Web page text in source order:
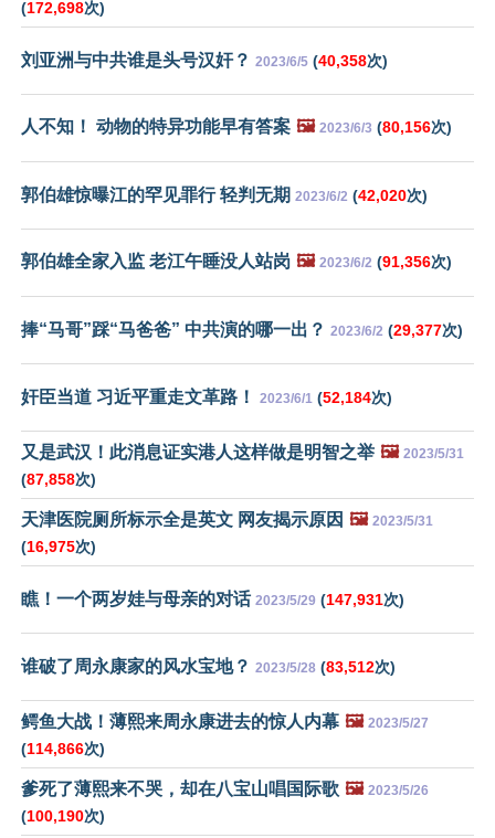
(172,698次)
刘亚洲与中共谁是头号汉奸？ 2023/6/5 (40,358次)
人不知！ 动物的特异功能早有答案 🖼️ 2023/6/3 (80,156次)
郭伯雄惊曝江的罕见罪行 轻判无期 2023/6/2 (42,020次)
郭伯雄全家入监 老江午睡没人站岗 🖼️ 2023/6/2 (91,356次)
捧“马哥”踩“马爸爸” 中共演的哪一出？ 2023/6/2 (29,377次)
奸臣当道 习近平重走文革路！ 2023/6/1 (52,184次)
又是武汉！此消息证实港人这样做是明智之举 🖼️ 2023/5/31
(87,858次)
天津医院厕所标示全是英文 网友揭示原因 🖼️ 2023/5/31
(16,975次)
瞧！一个两岁娃与母亲的对话 2023/5/29 (147,931次)
谁破了周永康家的风水宝地？ 2023/5/28 (83,512次)
鳄鱼大战！薄熙来周永康进去的惊人内幕 🖼️ 2023/5/27
(114,866次)
爹死了薄熙来不哭，却在八宝山唱国际歌 🖼️ 2023/5/26
(100,190次)